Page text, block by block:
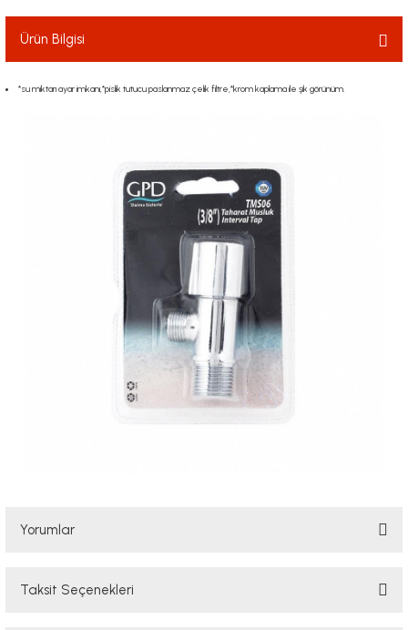
Ürün Bilgisi
*su miktarı ayar imkanı,*pislik tutucu paslanmaz çelik filtre,*krom kaplama ile şık görünüm.
Yorumlar
Taksit Seçenekleri